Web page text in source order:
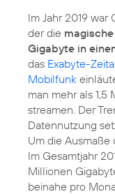
Im Jahr 2019 war
der die
Gigabyte in
das Exabyte-
Mobilfunk
man mehr als 1,5
streamen. Der
Datennutzung
Um die
Im Gesamtjahr
Millionen
beinahe pro